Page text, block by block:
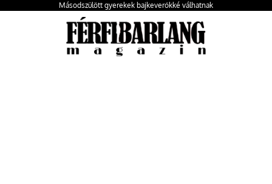
Másodszülött gyerekek bajkeverőkké válhatnak